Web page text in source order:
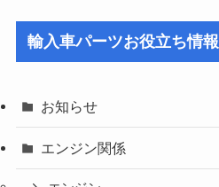
輸入車パーツお役立ち情報
お知らせ
エンジン関係